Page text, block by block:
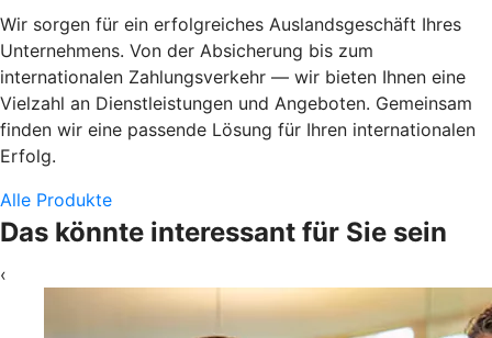
Wir sorgen für ein erfolgreiches Auslandsgeschäft Ihres
Unternehmens. Von der Absicherung bis zum
internationalen Zahlungsverkehr — wir bieten Ihnen eine
Vielzahl an Dienstleistungen und Angeboten. Gemeinsam
finden wir eine passende Lösung für Ihren internationalen
Erfolg.
Alle Produkte
Das könnte interessant für Sie sein
‹